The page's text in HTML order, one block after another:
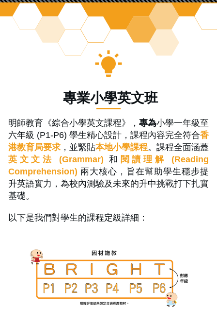
專業小學英文班
明師教育《綜合小學英文課程》， 專為小學一年級至
六年級 (P1-P6) 學生精心設計，課程內容完全符合香
港教育局要求，並緊貼本地小學課程。課程全面涵蓋
英文文法 (Grammar) 和 閱讀理解 (Reading
Comprehension) 兩大核心，旨在幫助學生穩步提
升英語實力，為校內測驗及未來的升中挑戰打下扎實
基礎。
以下是我們對學生的課程定級詳細：